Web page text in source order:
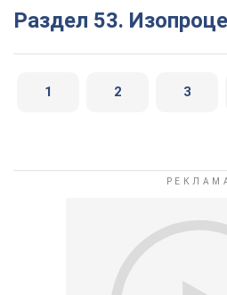
Раздел 53.
1 2 3